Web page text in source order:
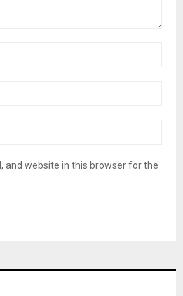
and website in this browser for the